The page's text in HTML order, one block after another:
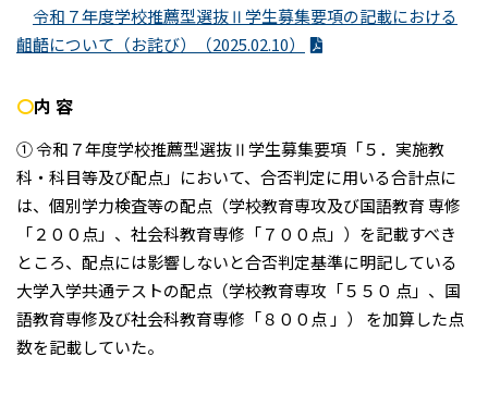
令和７年度学校推薦型選抜Ⅱ学生募集要項の記載における
齟齬について（お詫び）（2025.02.10）
〇内 容
① 令和７年度学校推薦型選抜Ⅱ学生募集要項「５．実施教
科・科目等及び配点」において、合否判定に用いる合計点に
は、個別学力検査等の配点（学校教育専攻及び国語教育 専修
「２００点」、社会科教育専修「７００点」）を記載すべき
ところ、配点には影響しないと合否判定基準に明記している
大学入学共通テストの配点（学校教育専攻「５５０ 点」、国
語教育専修及び社会科教育専修「８００点 」） を加算した点
数を記載していた。